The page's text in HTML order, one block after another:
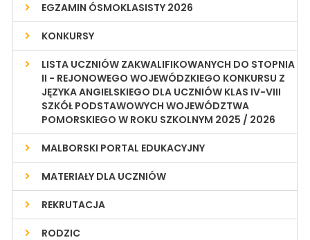
EGZAMIN ÓSMOKLASISTY 2026
KONKURSY
LISTA UCZNIÓW ZAKWALIFIKOWANYCH DO STOPNIA
II - REJONOWEGO WOJEWÓDZKIEGO KONKURSU Z
JĘZYKA ANGIELSKIEGO DLA UCZNIÓW KLAS IV-VIII
SZKÓŁ PODSTAWOWYCH WOJEWÓDZTWA
POMORSKIEGO W ROKU SZKOLNYM 2025 / 2026
MALBORSKI PORTAL EDUKACYJNY
MATERIAŁY DLA UCZNIÓW
REKRUTACJA
RODZIC